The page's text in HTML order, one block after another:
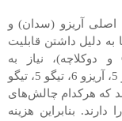
اصلی آریزو (سدان) و
دلیل داشتن قابلیت
توربوشارژر و گیربکس‌های اتوماتیک (CVT و دوکلاچه)، نیاز به
مراقبت‌های ویژه‌ای دارند. مدل‌هایی نظیر آریزو 5، آریزو 6، تیگو 5، تیگو
که هرکدام چالش‌های
بنابراین هزینه